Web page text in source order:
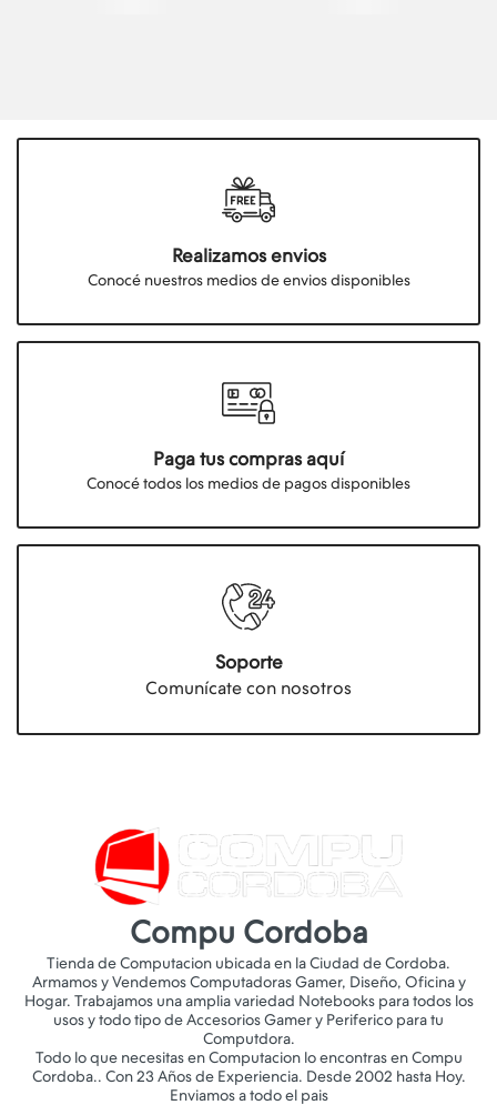
Realizamos envios
Conocé nuestros medios de envios disponibles
Paga tus compras aquí
Conocé todos los medios de pagos disponibles
Soporte
Comunícate con nosotros
Compu Cordoba
Tienda de Computacion ubicada en la Ciudad de Cordoba.
Armamos y Vendemos Computadoras Gamer, Diseño, Oficina y
Hogar. Trabajamos una amplia variedad Notebooks para todos los
usos y todo tipo de Accesorios Gamer y Periferico para tu
Computdora.
Todo lo que necesitas en Computacion lo encontras en Compu
Cordoba.. Con 23 Años de Experiencia. Desde 2002 hasta Hoy.
Enviamos a todo el pais